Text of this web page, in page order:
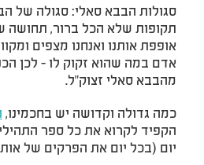
סגולות הבבא סאלי: סגולה של
תקופות שלא הכל ברור, תחושה
אופפת אותנו ואנחנו מצפים
אדם במה שהוא זקוק לו - לכן
מהבבא סאלי זצוק"ל.
כמה גדולה וקדושה יש בחכמינו,
הקפיד לקרוא את כל ספר
יום (בכל יום את הפרקים של